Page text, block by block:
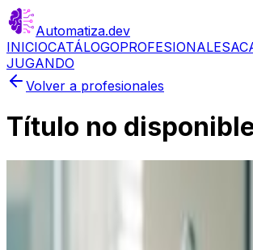
Automatiza.dev
INICIOCATÁLOGOPROFESIONALES
JUGANDO
Volver a profesionales
Título no
Idioma